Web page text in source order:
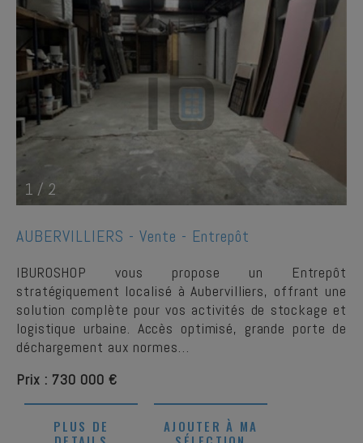
1 / 2
AUBERVILLIERS - Vente - Entrepôt
IBUROSHOP vous propose un Entrepôt
stratégiquement localisé à Aubervilliers, offrant une
solution complète pour vos activités de stockage et
logistique urbaine. Accès optimisé, grande porte de
déchargement aux normes…
Prix : 730 000 €
PLUS DE
AJOUTER À MA